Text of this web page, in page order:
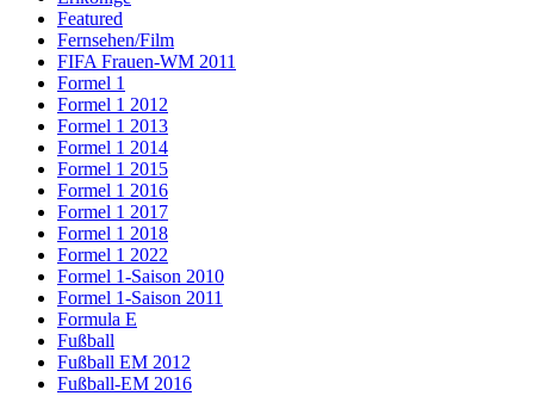
Featured
Fernsehen/Film
FIFA Frauen-WM 2011
Formel 1
Formel 1 2012
Formel 1 2013
Formel 1 2014
Formel 1 2015
Formel 1 2016
Formel 1 2017
Formel 1 2018
Formel 1 2022
Formel 1-Saison 2010
Formel 1-Saison 2011
Formula E
Fußball
Fußball EM 2012
Fußball-EM 2016